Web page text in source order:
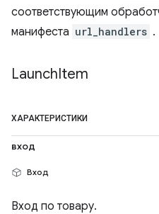
соответствующим
манифеста url_handlers .
LaunchItem
ХАРАКТЕРИСТИКИ
вход
Вход
Вход по товару.